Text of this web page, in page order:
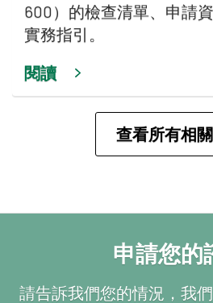
600）的檢查清單、申請
實務指引。
閱讀
查看所有相
申請您的
請告訴我們您的情況，我